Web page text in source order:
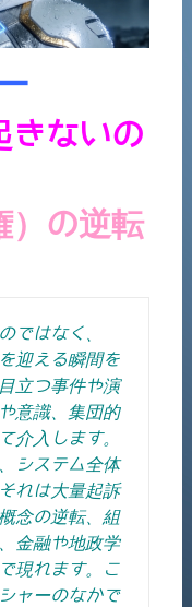
きないの
）の逆転
ではなく、
迎える瞬間を
立つ事件や演
意識、集団的
介入します。
システム全体
それは大量起訴
念の逆転、組
金融や地政学
現れます。こ
ャーのなかで